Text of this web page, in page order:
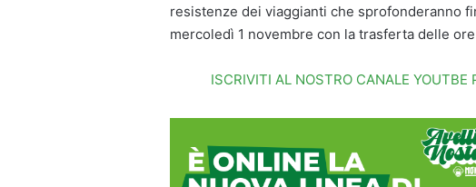
resistenze dei viaggianti che sprofonderanno
mercoledì 1 novembre con la trasferta delle
ISCRIVITI AL NOSTRO CANALE YOUTBE